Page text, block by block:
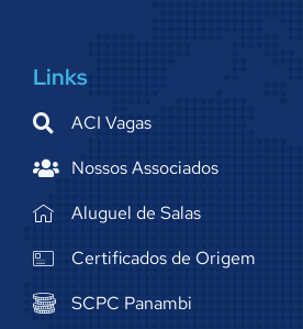
Links
ACI Vagas
Nossos Associados
Aluguel de Salas
Certificados de Origem
SCPC Panambi